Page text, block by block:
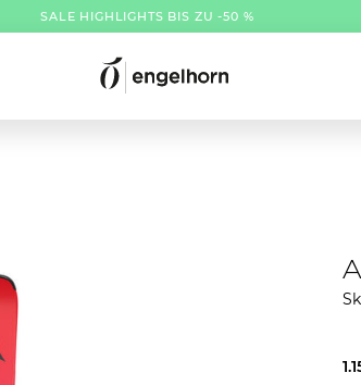
SALE HIGHLIGHTS BIS ZU -50 %